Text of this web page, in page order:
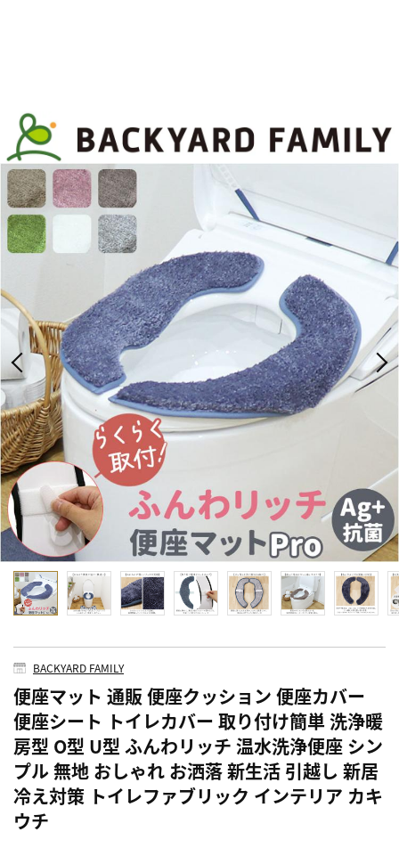
BACKYARD FAMILY
便座マット 通販 便座クッション 便座カバー
便座シート トイレカバー 取り付け簡単 洗浄暖
房型 O型 U型 ふんわリッチ 温水洗浄便座 シン
プル 無地 おしゃれ お洒落 新生活 引越し 新居
冷え対策 トイレファブリック インテリア カキ
ウチ